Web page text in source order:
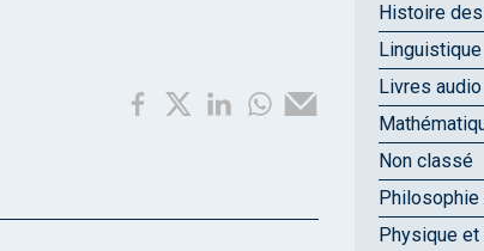
Histoire
Linguistique
Livres audio
Non classé
Physique